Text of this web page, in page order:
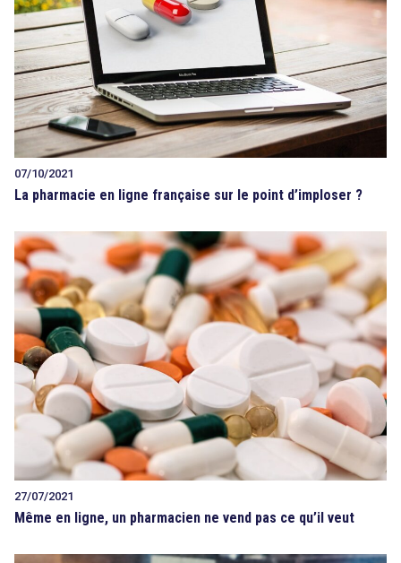
07/10/2021
La pharmacie en ligne française sur le point d’imploser ?
27/07/2021
Même en ligne, un pharmacien ne vend pas ce qu’il veut